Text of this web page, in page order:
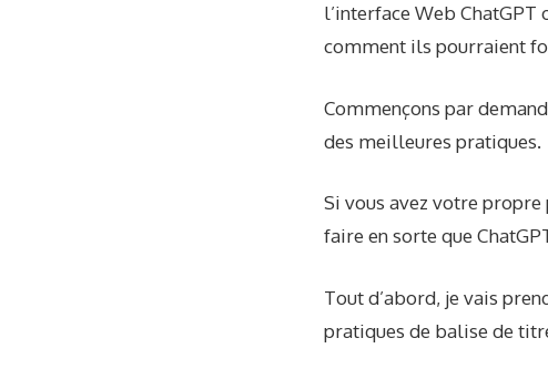
l’interface Web ChatGPT
comment ils pourraient
Commençons par
des meilleures pratiques.
Si vous avez votre propre
faire en sorte que
Tout d’abord, je vais
pratiques de balise de